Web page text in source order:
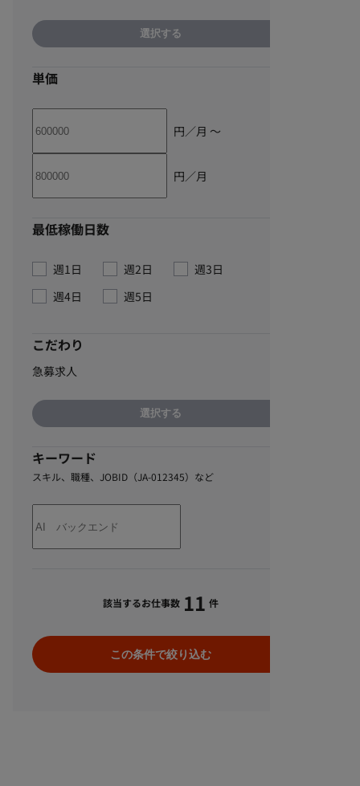
選択する
単価
円／月 〜
円／月
最低稼働日数
週1日 週2日
週3日
週4日
週5日
こだわり
急募求人
選択する
キーワード
スキル、職種、JOBID（JA-012345）など
該当するお仕事数 11 件
この条件で絞り込む